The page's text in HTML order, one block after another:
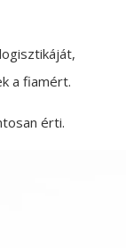
a fiamért.
érti.